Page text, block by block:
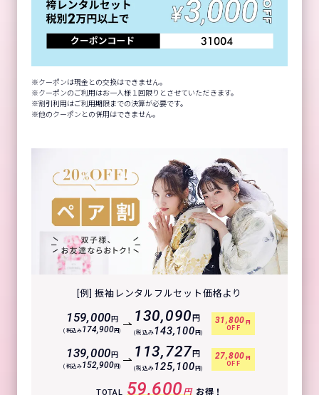
クーポンは現金との交換はできません。
クーポンのご利用はお一人様１回限りとさせていただきます。
割引利用はご利用期限までの決算が必要です。
他のクーポンとの併用はできません。
[例] 振袖レンタルフルセット価格より
159,000円
(税込み174,900円)
130,090 円
(税込み143,100 円)
31,800 円
OFF
139,000円
(税込み152,900円)
113,727 円
(税込み125,100 円)
27,800 円
OFF
TOTAL 59,600円 お得！